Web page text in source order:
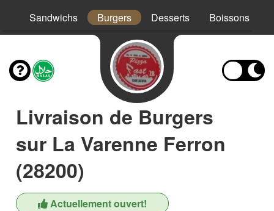
Sandwichs Burgers Desserts Boissons
Livraison de Burgers
sur La Varenne Ferron
(28200)
Actuellement ouvert!